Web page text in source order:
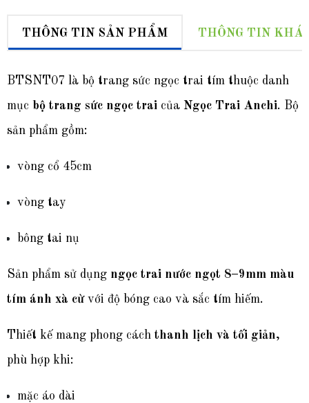
THÔNG TIN SẢN PHẨM THÔNG TIN
BTSNT07 là bộ trang sức ngọc trai tím thuộc danh
mục bộ trang sức ngọc trai của Ngọc Trai Anchi. Bộ
sản phẩm gồm:
vòng cổ 45cm
vòng tay
bông tai nụ
Sản phẩm sử dụng ngọc trai nước ngọt 8–9mm màu
tím ánh xà cừvới độ bóng cao và sắc tím hiếm.
Thiết kế mang phong cách thanh lịch và tối giản,
phù hợp khi:
mặc áo dài